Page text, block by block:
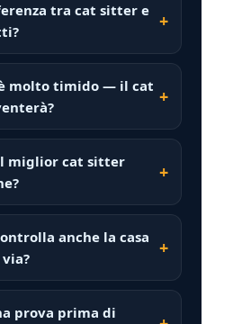
tra cat sitter e
molto timido — il cat
miglior cat sitter
anche la casa
prova prima di